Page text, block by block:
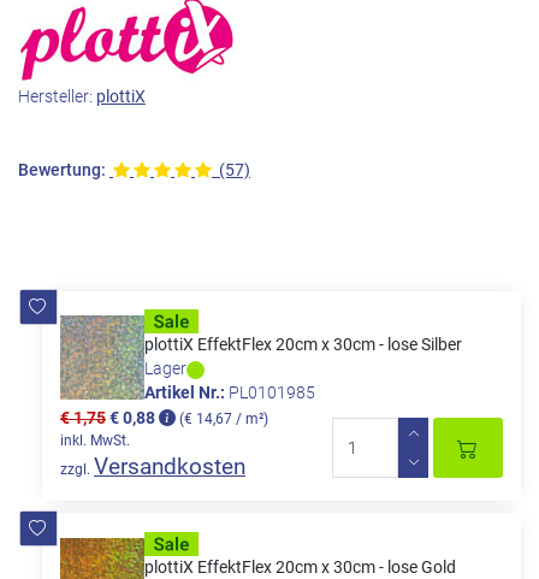
Hersteller: plottiX
Bewertung: (57)
plottiX EffektFlex 20cm x 30cm - lose Silber
Lager
Artikel Nr.: PL0101985
€ 1,75€ 0,88
(€ 14,67 / m²)
inkl. MwSt.
zzgl. Versandkosten
plottiX EffektFlex 20cm x 30cm - lose Gold